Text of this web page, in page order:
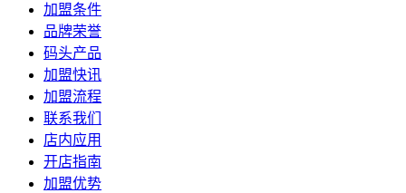
加盟条件
品牌荣誉
码头产品
加盟快讯
加盟流程
联系我们
店内应用
开店指南
加盟优势